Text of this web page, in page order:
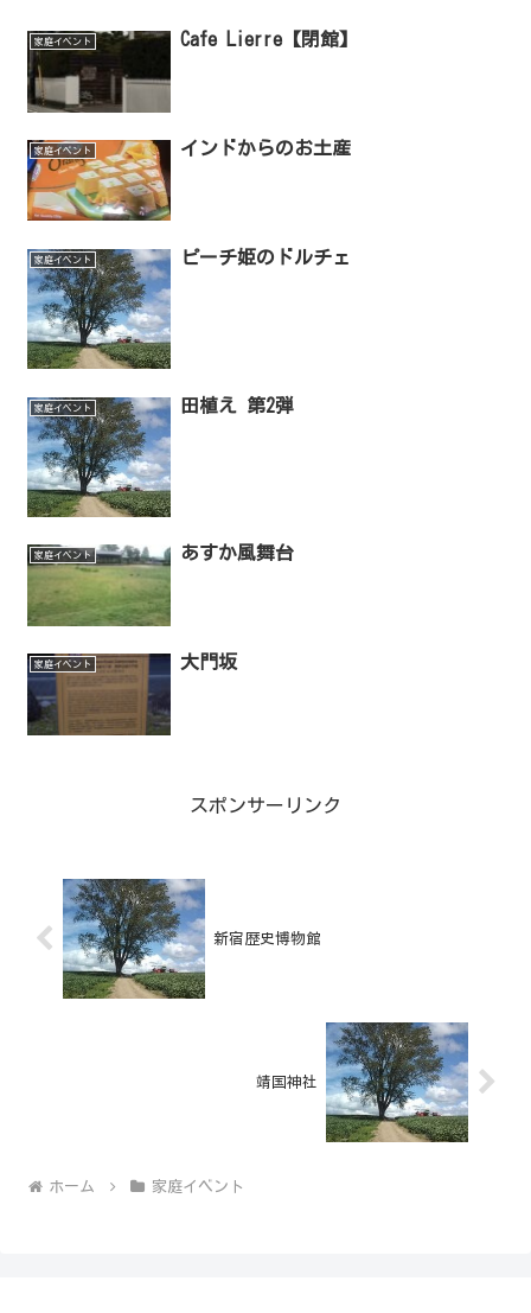
家庭イベント Cafe Lierre【閉館】
家庭イベント インドからのお土産
家庭イベント ピーチ姫のドルチェ
家庭イベント 田植え 第2弾
家庭イベント あすか風舞台
家庭イベント 大門坂
スポンサーリンク
新宿歴史博物館
靖国神社
ホーム 家庭イベント